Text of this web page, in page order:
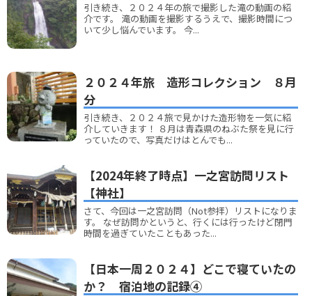
引き続き、２０２４年の旅で撮影した滝の動画の紹
介です。 滝の動画を撮影するうえで、撮影時間につ
いて少し悩んでいます。 今...
２０２４年旅 造形コレクション ８月
分
引き続き、２０２４旅で見かけた造形物を一気に紹
介していきます！ ８月は青森県のねぶた祭を見に行
っていたので、写真だけはとんでも...
【2024年終了時点】一之宮訪問リスト
【神社】
さて、今回は一之宮訪問（Not参拝）リストになりま
す。 なぜ訪問かというと、行くには行ったけど閉門
時間を過ぎていたこともあった...
【日本一周２０２４】どこで寝ていたの
か？ 宿泊地の記録④